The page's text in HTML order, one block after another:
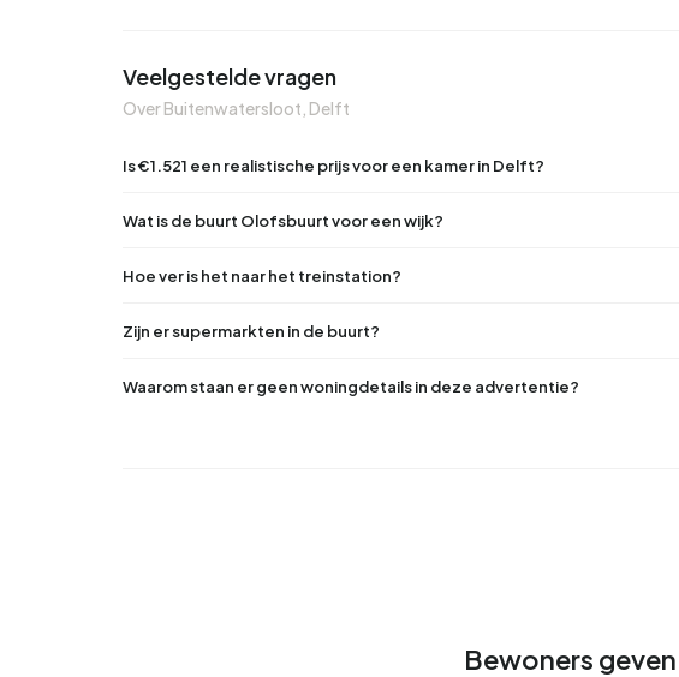
Veelgestelde vragen
Over Buitenwatersloot, Delft
Is €1.521 een realistische prijs voor een kamer in Delft?
Wat is de buurt Olofsbuurt voor een wijk?
Hoe ver is het naar het treinstation?
Zijn er supermarkten in de buurt?
Waarom staan er geen woningdetails in deze advertentie?
Bewoners